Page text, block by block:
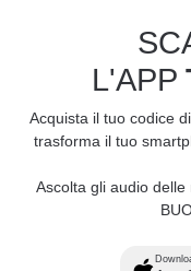
L'APP
Acquista il tuo codice
trasforma il tuo
Ascolta gli audio delle